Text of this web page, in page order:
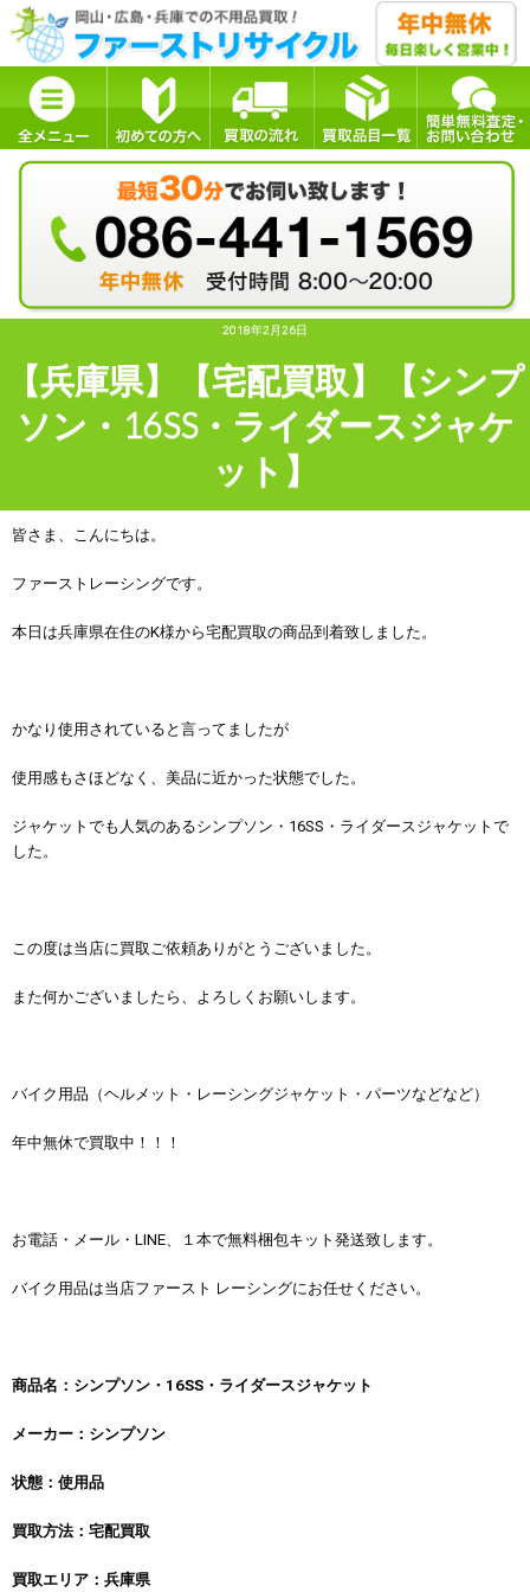
2018年2月26日
【兵庫県】【宅配買取】【シンプ
ソン・16SS・ライダースジャケ
ット】
皆さま、こんにちは。
ファーストレーシングです。
本日は兵庫県在住のK様から宅配買取の商品到着致しました。
かなり使用されていると言ってましたが
使用感もさほどなく、美品に近かった状態でした。
ジャケットでも人気のあるシンプソン・16SS・ライダースジャケットで
した。
この度は当店に買取ご依頼ありがとうございました。
また何かございましたら、よろしくお願いします。
バイク用品（ヘルメット・レーシングジャケット・パーツなどなど）
年中無休で買取中！！！
お電話・メール・LINE、１本で無料梱包キット発送致します。
バイク用品は当店ファースト レーシングにお任せください。
商品名：シンプソン・16SS・ライダースジャケット
メーカー：シンプソン
状態：使用品
買取方法：宅配買取
買取エリア：兵庫県